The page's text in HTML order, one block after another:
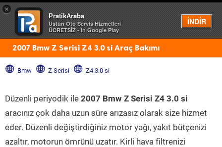
×
PratikAraba
Üstün Oto Servis Hizmetleri
ÜCRETSİZ - In Google Play
İNDİR
Menü
2007 Bmw Z Serisi Z4 3.0 si Araç Bakımı
Bmw Z Serisi Z4 3.0 si
Düzenli periyodik ile 2007 Bmw Z Serisi Z4 3.0 si
aracınız çok daha uzun süre arızasız olarak size hizmet
eder. Düzenli değiştirdiğiniz motor yağı, yakıt bütçenizi
azaltır, motorun ömrünü uzatır. Kirli hava filtrenizi